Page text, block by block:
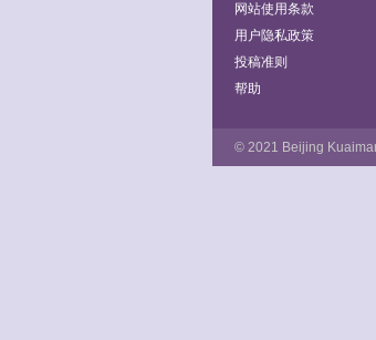
网站使用条款
用户隐私政策
投稿准则
帮助
© 2021 Beijing